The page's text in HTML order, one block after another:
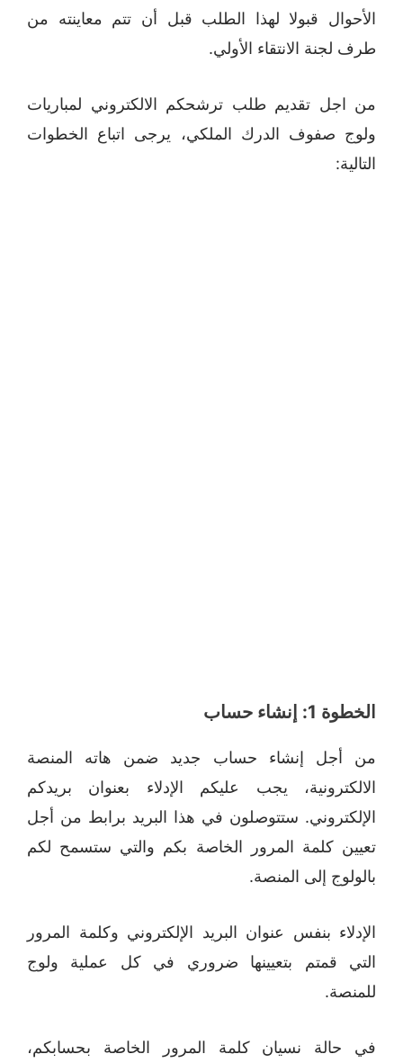
الأحوال قبولا لهذا الطلب قبل أن تتم معاينته من
طرف لجنة الانتقاء الأولي.
من اجل تقديم طلب ترشحكم الالكتروني لمباريات
ولوج صفوف الدرك الملكي، يرجى اتباع الخطوات
التالية:
الخطوة 1: إنشاء حساب
من أجل إنشاء حساب جديد ضمن هاته المنصة
الالكترونية، يجب عليكم الإدلاء بعنوان بريدكم
الإلكتروني. ستتوصلون في هذا البريد برابط من أجل
تعيين كلمة المرور الخاصة بكم والتي ستسمح لكم
بالولوج إلى المنصة.
الإدلاء بنفس عنوان البريد الإلكتروني وكلمة المرور
التي قمتم بتعيينها ضروري في كل عملية ولوج
للمنصة.
في حالة نسيان كلمة المرور الخاصة بحسابكم،